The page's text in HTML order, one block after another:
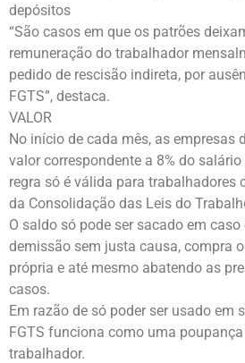
depósitos
“São casos em que os patrões
remuneração do trabalhador
pedido de rescisão indireta, por
FGTS”, destaca.
VALOR
No início de cada mês, as empresas
valor correspondente a 8% do
regra só é válida para trabalhadores
da Consolidação das Leis do
O saldo só pode ser sacado em
demissão sem justa causa, compra
própria e até mesmo abatendo as
casos.
Em razão de só poder ser usado em
FGTS funciona como uma
trabalhador.